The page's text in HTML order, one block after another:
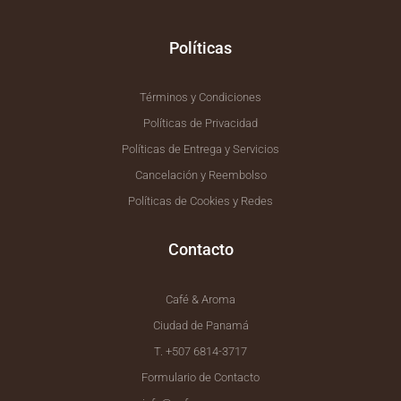
Políticas
Términos y Condiciones
Políticas de Privacidad
Políticas de Entrega y Servicios
Cancelación y Reembolso
Políticas de Cookies y Redes
Contacto
Café & Aroma
Ciudad de Panamá
T. +507 6814-3717
Formulario de Contacto